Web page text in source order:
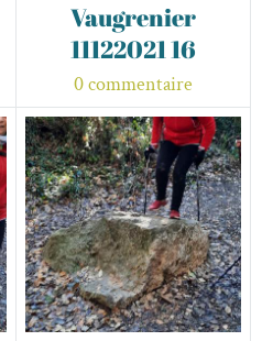
Vaugrenier
11122021 16
0 commentaire